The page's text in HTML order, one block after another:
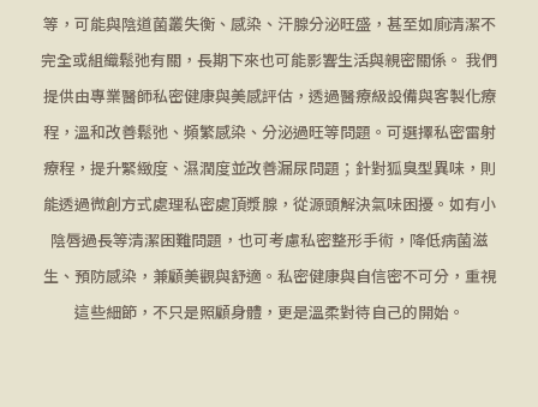
等，可能與陰道菌叢失衡、感染、汗腺分泌旺盛，甚至如廁清潔不
完全或組織鬆弛有關，長期下來也可能影響生活與親密關係。 我們
提供由專業醫師私密健康與美感評估，透過醫療級設備與客製化療
程，溫和改善鬆弛、頻繁感染、分泌過旺等問題。可選擇私密雷射
療程，提升緊緻度、濕潤度並改善漏尿問題；針對狐臭型異味，則
能透過微創方式處理私密處頂漿腺，從源頭解決氣味困擾。如有小
陰唇過長等清潔困難問題，也可考慮私密整形手術，降低病菌滋
生、預防感染，兼顧美觀與舒適。私密健康與自信密不可分，重視
這些細節，不只是照顧身體，更是溫柔對待自己的開始。